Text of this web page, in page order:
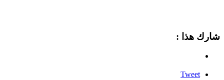
شارك هذا :
Tweet